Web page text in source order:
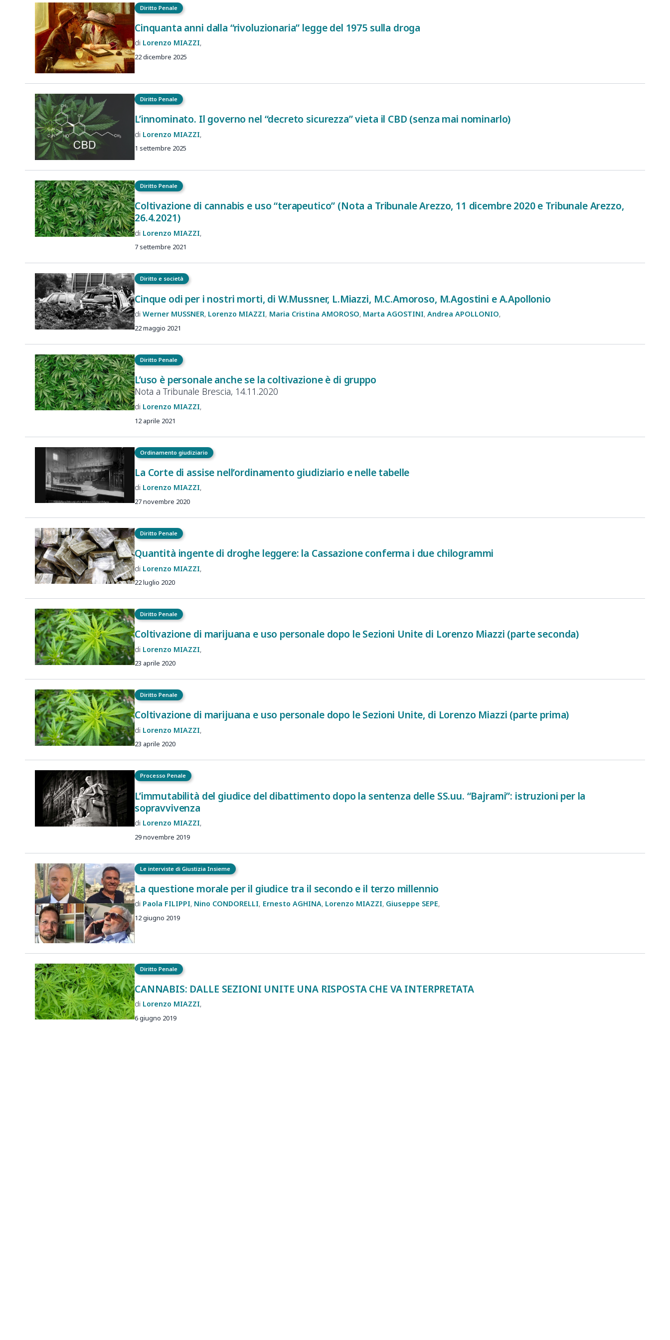
Diritto Penale
Cinquanta anni dalla “rivoluzionaria” legge del 1975 sulla droga
Lorenzo MIAZZI
22 dicembre 2025
Diritto Penale
L’innominato. Il governo nel “decreto sicurezza” vieta il CBD (senza mai nominarlo)
Lorenzo MIAZZI
1 settembre 2025
Diritto Penale
Coltivazione di cannabis e uso “terapeutico” (Nota a Tribunale Arezzo, 11 dicembre 2020 e Tribunale Arezzo,
26.4.2021)
Lorenzo MIAZZI
7 settembre 2021
Diritto e società
Cinque odi per i nostri morti, di W.Mussner, L.Miazzi, M.C.Amoroso, M.Agostini e A.Apollonio
Werner MUSSNER Lorenzo MIAZZI Maria Cristina AMOROSO Marta AGOSTINI Andrea APOLLONIO
22 maggio 2021
Diritto Penale
L’uso è personale anche se la coltivazione è di gruppo
Nota a Tribunale Brescia, 14.11.2020
Lorenzo MIAZZI
12 aprile 2021
Ordinamento giudiziario
La Corte di assise nell’ordinamento giudiziario e nelle tabelle
Lorenzo MIAZZI
27 novembre 2020
Diritto Penale
Quantità ingente di droghe leggere: la Cassazione conferma i due chilogrammi
Lorenzo MIAZZI
22 luglio 2020
Diritto Penale
Coltivazione di marijuana e uso personale dopo le Sezioni Unite di Lorenzo Miazzi (parte seconda)
Lorenzo MIAZZI
23 aprile 2020
Diritto Penale
Coltivazione di marijuana e uso personale dopo le Sezioni Unite, di Lorenzo Miazzi (parte prima)
Lorenzo MIAZZI
23 aprile 2020
Processo Penale
L’immutabilità del giudice del dibattimento dopo la sentenza delle SS.uu. “Bajrami”: istruzioni per la
sopravvivenza
Lorenzo MIAZZI
29 novembre 2019
Le interviste di Giustizia Insieme
La questione morale per il giudice tra il secondo e il terzo millennio
Paola FILIPPI Nino CONDORELLI Ernesto AGHINA Lorenzo MIAZZI Giuseppe SEPE
12 giugno 2019
Diritto Penale
CANNABIS: DALLE SEZIONI UNITE UNA RISPOSTA CHE VA INTERPRETATA
Lorenzo MIAZZI
6 giugno 2019